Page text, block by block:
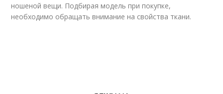
ношеной вещи. Подбирая модель при покупке,
необходимо обращать внимание на свойства ткани.